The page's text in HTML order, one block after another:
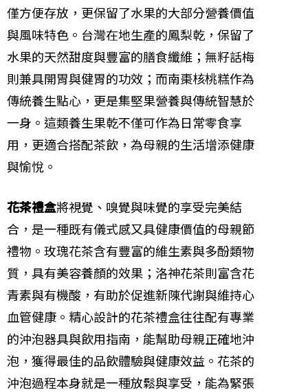
僅方便存放，更保留了水果的大部分營養價值
與風味特色。台灣在地生產的鳳梨乾，保留了
水果的天然甜度與豐富的膳食纖維；無籽話梅
則兼具開胃與健胃的功效；而南棗核桃糕作為
傳統養生點心，更是集堅果營養與傳統智慧於
一身。這類養生果乾不僅可作為日常零食享
用，更適合搭配茶飲，為母親的生活增添健康
與愉悅。
花茶禮盒將視覺、嗅覺與味覺的享受完美結
合，是一種既有儀式感又具健康價值的母親節
禮物。玫瑰花茶含有豐富的維生素與多酚類物
質，具有美容養顏的效果；洛神花茶則富含花
青素與有機酸，有助於促進新陳代謝與維持心
血管健康。精心設計的花茶禮盒往往配有專業
的沖泡器具與飲用指南，能幫助母親正確地沖
泡，獲得最佳的品飲體驗與健康效益。花茶的
沖泡過程本身就是一種放鬆與享受，能為緊張